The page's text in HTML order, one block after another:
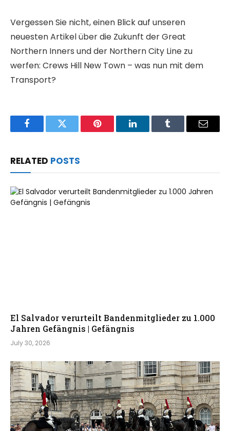
Vergessen Sie nicht, einen Blick auf unseren
neuesten Artikel über die Zukunft der Great
Northern Inners und der Northern City Line zu
werfen: Crews Hill New Town – was nun mit dem
Transport?
FacebookTwitter Pinterest LinkedInTumblr Email
RELATED POSTS
El Salvador verurteilt Bandenmitglieder zu 1.000
Jahren Gefängnis | Gefängnis
July 30, 2026